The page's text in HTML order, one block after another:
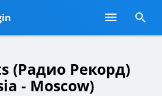
(Радио Рекорд)
- Moscow)